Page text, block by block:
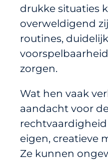
drukke situaties
overweldigend
routines,
zorgen.
Wat hen vaak
aandacht voor
eigen, creatieve
Ze kunnen